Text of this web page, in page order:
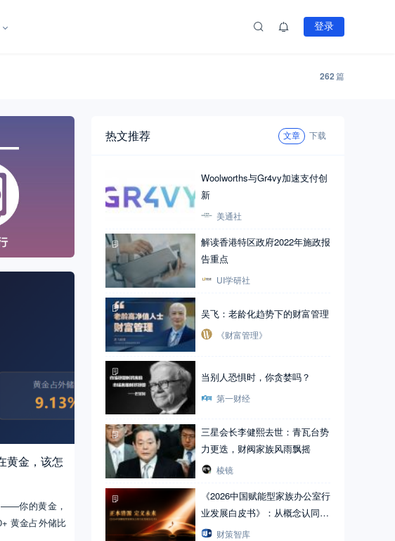
登录
262篇
黄金，该怎
——你的黄金，
黄金占外储比
热文推荐 文章 下载
Woolworths与Gr4vy加速支付创
新
美通社
解读香港特区政府2022年施政报
告重点
UI学研社
吴飞：老龄化趋势下的财富管理
《财富管理》
当别人恐惧时，你贪婪吗？
第一财经
三星会长李健熙去世：青瓦台势
力更迭，财阀家族风雨飘摇
棱镜
《2026中国赋能型家族办公室行
业发展白皮书》：从概念认同到
能力建设
财策智库